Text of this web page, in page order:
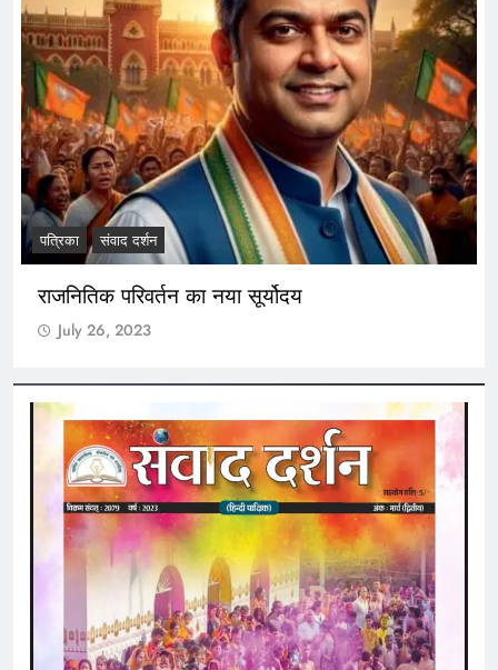
पत्रिका संवाद दर्शन
राजनितिक परिवर्तन का नया सूर्योदय
July 26, 2023